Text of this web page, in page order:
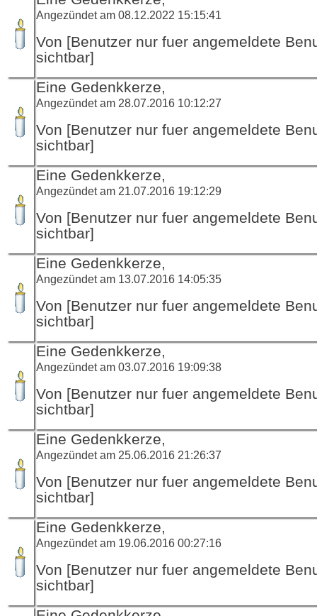
Angezündet am 08.12.2022 15:15:41
Von [Benutzer nur fuer angemeldete
sichtbar]
Eine Gedenkkerze,
Angezündet am 28.07.2016 10:12:27
Von [Benutzer nur fuer angemeldete
sichtbar]
Eine Gedenkkerze,
Angezündet am 21.07.2016 19:12:29
Von [Benutzer nur fuer angemeldete
sichtbar]
Eine Gedenkkerze,
Angezündet am 13.07.2016 14:05:35
Von [Benutzer nur fuer angemeldete
sichtbar]
Eine Gedenkkerze,
Angezündet am 03.07.2016 19:09:38
Von [Benutzer nur fuer angemeldete
sichtbar]
Eine Gedenkkerze,
Angezündet am 25.06.2016 21:26:37
Von [Benutzer nur fuer angemeldete
sichtbar]
Eine Gedenkkerze,
Angezündet am 19.06.2016 00:27:16
Von [Benutzer nur fuer angemeldete
sichtbar]